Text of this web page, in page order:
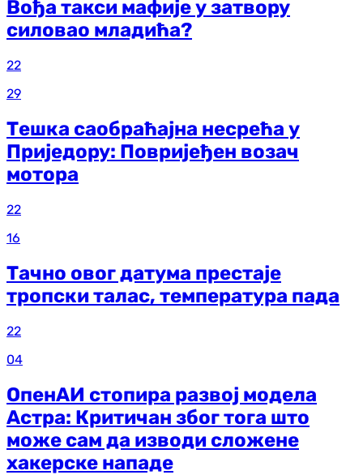
Вођа такси мафије у затвору
силовао младића?
22
29
Тешка саобраћајна несрећа у
Приједору: Повријеђен возач
мотора
22
16
Тачно овог датума престаје
тропски талас, температура пада
22
04
ОпенАИ стопира развој модела
Астра: Критичан због тога што
може сам да изводи сложене
хакерске нападе